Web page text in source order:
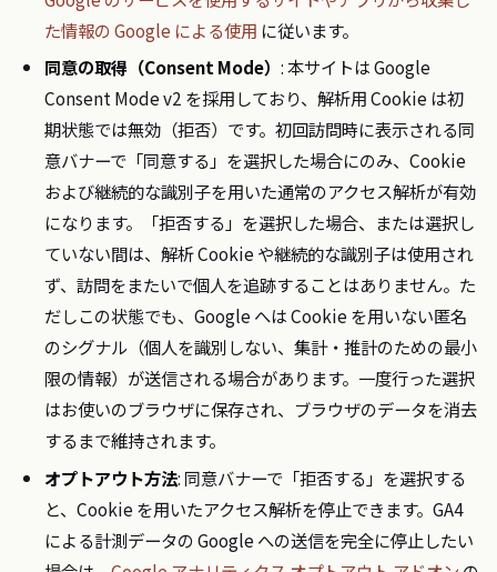
た情報の Google による使用 に従います。
同意の取得（Consent Mode） : 本サイトは Google
Consent Mode v2 を採用しており、解析用 Cookie は初
期状態では無効（拒否）です。初回訪問時に表示される同
意バナーで「同意する」を選択した場合にのみ、Cookie
および継続的な識別子を用いた通常のアクセス解析が有効
になります。「拒否する」を選択した場合、または選択し
ていない間は、解析 Cookie や継続的な識別子は使用され
ず、訪問をまたいで個人を追跡することはありません。た
だしこの状態でも、Google へは Cookie を用いない匿名
のシグナル（個人を識別しない、集計・推計のための最小
限の情報）が送信される場合があります。一度行った選択
はお使いのブラウザに保存され、ブラウザのデータを消去
するまで維持されます。
オプトアウト方法: 同意バナーで「拒否する」を選択する
と、Cookie を用いたアクセス解析を停止できます。GA4
による計測データの Google への送信を完全に停止したい